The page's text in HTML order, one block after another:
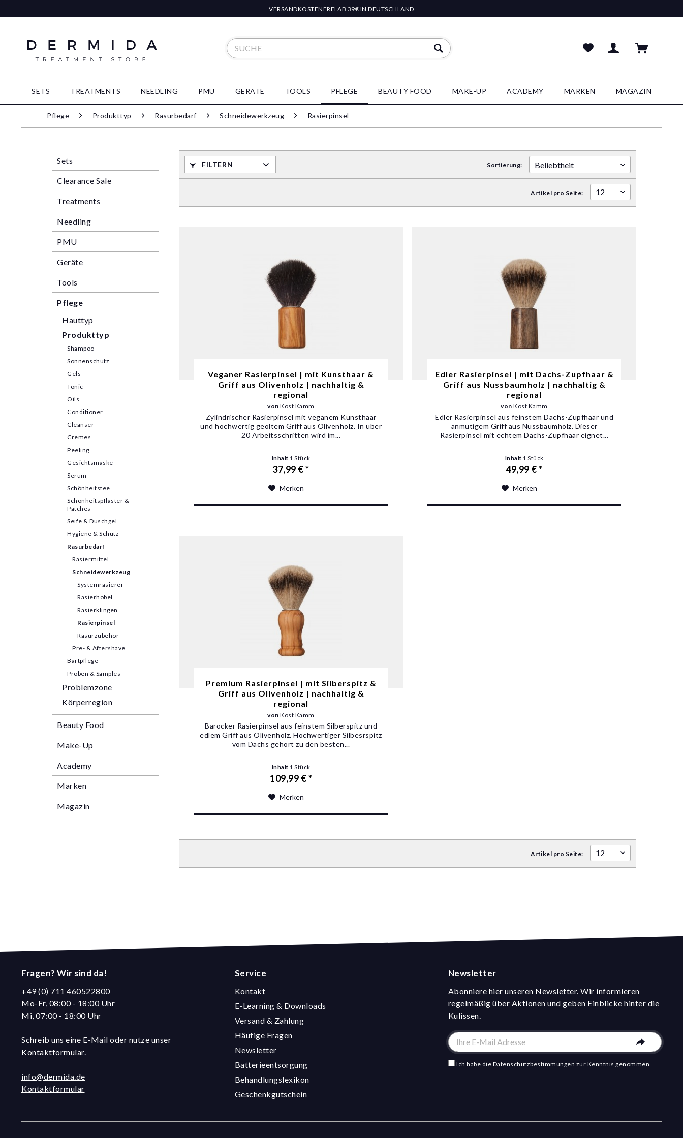
VERSANDKOSTENFREI AB 39€ IN DEUTSCHLAND
SETS TREATMENTS NEEDLING PMU GERÄTE TOOLS PFLEGE BEAUTY FOOD MAKE-UP ACADEMY MARKEN MAGAZIN
Pflege Produkttyp Rasurbedarf Schneidewerkzeug Rasierpinsel
Sets
Clearance Sale
Treatments
Needling
PMU
Geräte
Tools
Pflege
Hauttyp
Produkttyp
Shampoo
Sonnenschutz
Gels
Tonic
Oils
Conditioner
Cleanser
Cremes
Peeling
Gesichtsmaske
Serum
Schönheitstee
Schönheitspflaster &
Patches
Seife & Duschgel
Hygiene & Schutz
Rasurbedarf
Rasiermittel
Schneidewerkzeug
Systemrasierer
Rasierhobel
Rasierklingen
Rasierpinsel
Rasurzubehör
Pre- & Aftershave
Bartpflege
Proben & Samples
Problemzone
Körperregion
Beauty Food
Make-Up
Academy
Marken
Magazin
FILTERN Sortierung:
Artikel pro Seite:
Veganer Rasierpinsel | mit Kunsthaar &
Griff aus Olivenholz | nachhaltig &
regional
vonKost Kamm
Zylindrischer Rasierpinsel mit veganem Kunsthaar
und hochwertig geöltem Griff aus Olivenholz. In über
20 Arbeitsschritten wird im...
Inhalt 1 Stück
37,99 € *
Merken
Edler Rasierpinsel | mit Dachs-Zupfhaar &
Griff aus Nussbaumholz | nachhaltig &
regional
vonKost Kamm
Edler Rasierpinsel aus feinstem Dachs-Zupfhaar und
anmutigem Griff aus Nussbaumholz. Dieser
Rasierpinsel mit echtem Dachs-Zupfhaar eignet...
Inhalt 1 Stück
49,99 € *
Merken
Premium Rasierpinsel | mit Silberspitz &
Griff aus Olivenholz | nachhaltig &
regional
vonKost Kamm
Barocker Rasierpinsel aus feinstem Silberspitz und
edlem Griff aus Olivenholz. Hochwertiger Silbesrspitz
vom Dachs gehört zu den besten...
Inhalt 1 Stück
109,99 € *
Merken
Artikel pro Seite:
Fragen? Wir sind da!
+49 (0) 711 460522800
Mo-Fr, 08:00 - 18:00 Uhr
Mi, 07:00 - 18:00 Uhr
Schreib uns eine E-Mail oder nutze unser
Kontaktformular.
info@dermida.de
Kontaktformular
Service
Kontakt
E-Learning & Downloads
Versand & Zahlung
Häufige Fragen
Newsletter
Batterieentsorgung
Behandlungslexikon
Geschenkgutschein
Newsletter
Abonniere hier unseren Newsletter. Wir informieren
regelmäßig über Aktionen und geben Einblicke hinter die
Kulissen.
Ich habe die Datenschutzbestimmungen zur Kenntnis genommen.